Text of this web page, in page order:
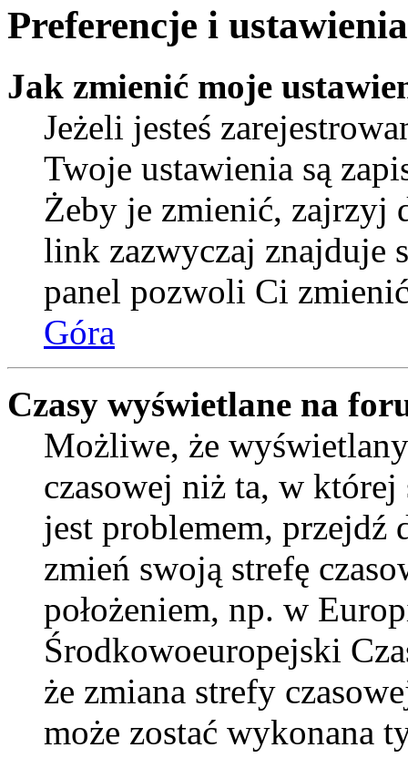
Preferencje i
Jak zmienić moje
Jeżeli jesteś
Twoje ustawienia są
Żeby je zmienić, zajrzyj
link zazwyczaj znajduje
panel pozwoli Ci
Góra
Czasy wyświetlane na
Możliwe, że
czasowej niż ta, w której
jest problemem,
zmień swoją strefę
położeniem, np. w
Środkowoeuropejski
że zmiana strefy
może zostać wykonana